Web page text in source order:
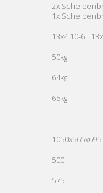
2x
1x
13x4.10-6
50kg
64kg
65kg
1050x565x695
500
575